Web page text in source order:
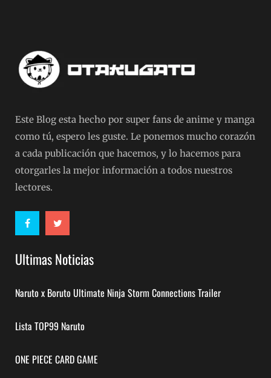
Este Blog esta hecho por super fans de anime y manga
como tú, espero les guste. Le ponemos mucho corazón
a cada publicación que hacemos, y lo hacemos para
otorgarles la mejor información a todos nuestros
lectores.
Ultimas Noticias
Naruto x Boruto Ultimate Ninja Storm Connections Trailer
Lista TOP99 Naruto
ONE PIECE CARD GAME